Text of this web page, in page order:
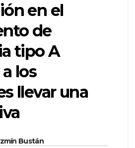
en el
de
tipo A
los
llevar una
Bustán